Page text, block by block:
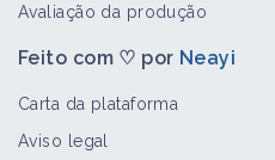
Avaliação da produção
Feito com ♡ por Neayi
Carta da plataforma
Aviso legal